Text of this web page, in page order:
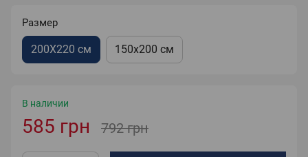
Размер
200X220 см 150х200 см
В наличии
585 грн 792 грн